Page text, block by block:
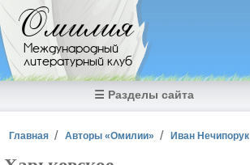
Перейти к основному содержанию
Омилия
Международный
литературный клуб
☰ Разделы сайта
Вы здесь
Главная Авторы «Омилии» Иван Нечипорук